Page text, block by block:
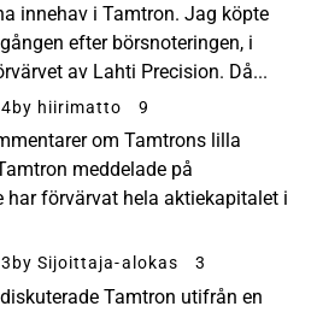
innehav i Tamtron. Jag köpte
efter börsnoteringen, i
av Lahti Precision. Då...
by hiirimatto 9
om Tamtrons lilla
meddelade på
har förvärvat hela aktiekapitalet i
by Sijoittaja-alokas 3
Tamtron utifrån en